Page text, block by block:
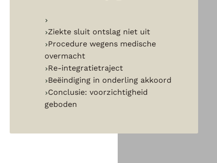
Ziekte sluit ontslag niet uit
Procedure wegens medische
overmacht
Re-integratietraject
Beëindiging in onderling akkoord
Conclusie: voorzichtigheid
geboden